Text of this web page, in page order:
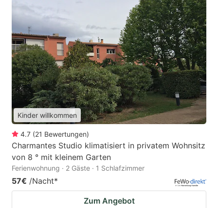
Kinder willkommen
4.7 (21 Bewertungen)
Charmantes Studio klimatisiert in privatem Wohnsitz
von 8 ° mit kleinem Garten
Ferienwohnung · 2 Gäste · 1 Schlafzimmer
57€ /Nacht*
Zum Angebot